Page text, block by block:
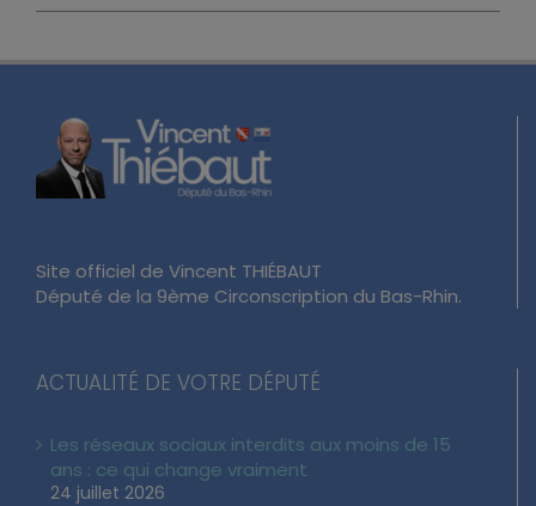
Site officiel de Vincent THIÉBAUT
Député de la 9ème Circonscription du Bas-Rhin.
ACTUALITÉ DE VOTRE DÉPUTÉ
Les réseaux sociaux interdits aux moins de 15
ans : ce qui change vraiment
24 juillet 2026